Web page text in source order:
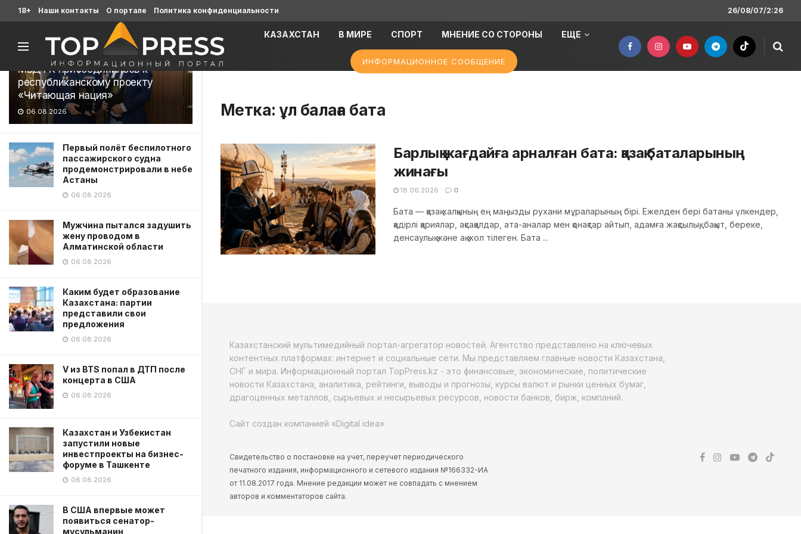
Последние
МВД РК присоединилось к
республиканскому проекту
«Читающая нация»
06.08.2026
Первый полёт беспилотного
пассажирского судна
продемонстрировали в небе
Астаны
06.08.2026
Мужчина пытался задушить
жену проводом в
Алматинской области
06.08.2026
Каким будет образование
Казахстана: партии
представили свои
предложения
06.08.2026
V из BTS попал в ДТП после
концерта в США
06.08.2026
Казахстан и Узбекистан
запустили новые
инвестпроекты на бизнес-
форуме в Ташкенте
06.08.2026
В США впервые может
появиться сенатор-
мусульманин
18+ Наши контакты О портале Политика конфиденциальности 26/08/07/2:26
КАЗАХСТАН В МИРЕ СПОРТ МНЕНИЕ СО СТОРОНЫ ЕЩЕ
ИНФОРМАЦИОННОЕ СООБЩЕНИЕ
Метка:ұл балаға бата
Барлық жағдайға арналған бата: қазақ баталарының
жинағы
18.06.2026 0
Бата — қазақ халқының ең маңызды рухани мұраларының бірі. Ежелден бері батаны үлкендер,
қадірлі қариялар, ақсақалдар, ата-аналар мен қонақтар айтып, адамға жақсылық, бақыт, береке,
денсаулық және ақ жол тілеген. Бата ...
Казахстанский мультимедийный портал-агрегатор новостей. Агентство представлено на ключевых
контентных платформах: интернет и социальные сети. Мы представляем главные новости Казахстана,
СНГ и мира. Информационный портал TopPress.kz - это финансовые, экономические, политические
новости Казахстана, аналитика, рейтинги, выводы и прогнозы, курсы валют и рынки ценных бумаг,
драгоценных металлов, сырьевых и несырьевых ресурсов, новости банков, бирж, компаний.
Сайт создан компанией «Digital idea»
Свидетельство о постановке на учет, переучет периодического
печатного издания, информационного и сетевого издания №166332-ИА
от 11.08.2017 года. Мнение редакции может не совпадать с мнением
авторов и комментаторов сайта.